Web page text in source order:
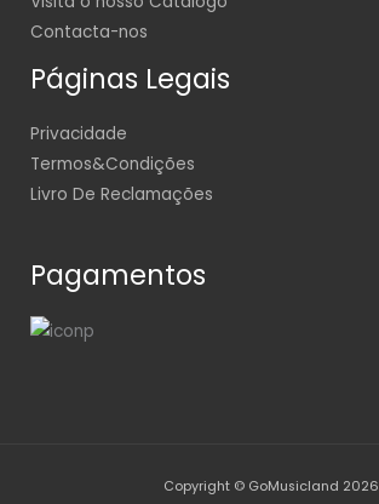
Contacta-nos
Páginas Legais
Privacidade
Termos&Condições
Livro De Reclamações
Pagamentos
Copyright © GoMusicland 2026